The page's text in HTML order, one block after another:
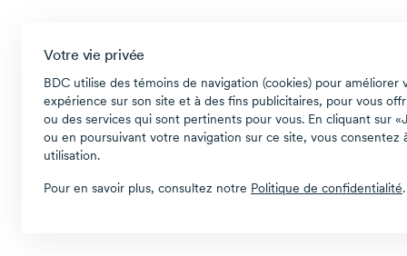
Votre vie privée
BDC utilise des témoins de navigation (cookies) pour améliorer
expérience sur son site et à des fins publicitaires, pour vous
ou des services qui sont pertinents pour vous. En cliquant sur
ou en poursuivant votre navigation sur ce site, vous consentez
utilisation.
Pour en savoir plus, consultez notre Politique de confidentialité.